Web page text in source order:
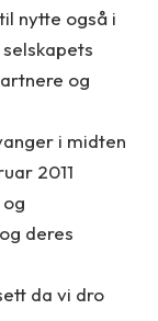
nytte også i
og
i midten
2011
deres
da vi dro